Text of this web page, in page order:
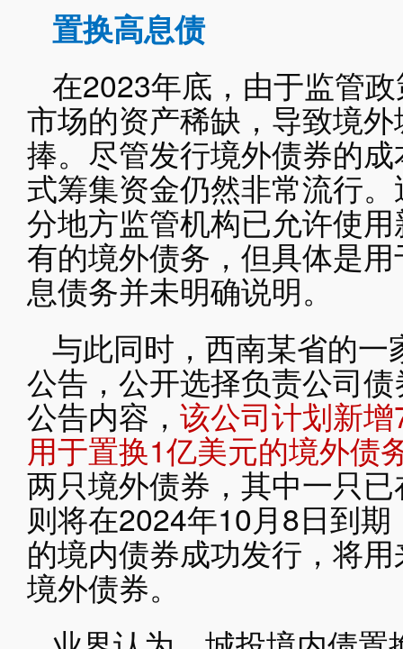
置换高息债
在2023年底，由于监管
市场的资产稀缺，导致境
捧。尽管发行境外债券的
式筹集资金仍然非常流行
分地方监管机构已允许使
有的境外债务，但具体是
息债务并未明确说明。
与此同时，西南某省的
公告，公开选择负责公司
公告内容， 该公司计划新
用于置换1亿美元的境外债
两只境外债券，其中一只
则将在2024年10月8日到
的境内债券成功发行，将
境外债券。